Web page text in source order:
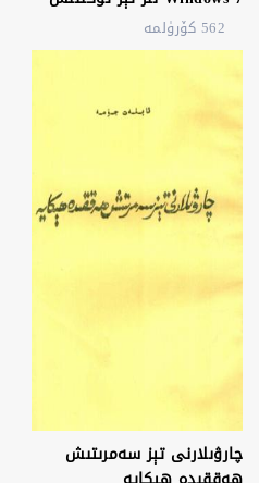
562 كۆرۈلمە
چارۋىلارنى تېز سەمرىتىش